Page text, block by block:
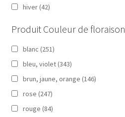
hiver (42)
Produit Couleur de floraison
blanc (251)
bleu, violet (343)
brun, jaune, orange (146)
rose (247)
rouge (84)